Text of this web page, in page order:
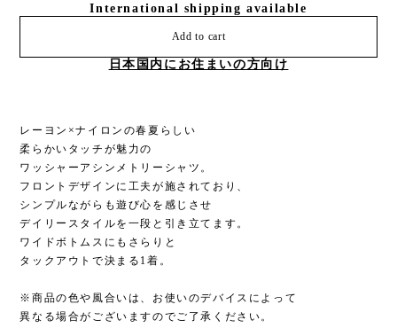
International shipping available
Add to cart
日本国内にお住まいの方向け
レーヨン×ナイロンの春夏らしい
柔らかいタッチが魅力の
ワッシャーアシンメトリーシャツ。
フロントデザインに工夫が施されており、
シンプルながらも遊び心を感じさせ
デイリースタイルを一段と引き立てます。
ワイドボトムスにもさらりと
タックアウトで決まる1着。
※商品の色や風合いは、お使いのデバイスによって
異なる場合がございますのでご了承ください。